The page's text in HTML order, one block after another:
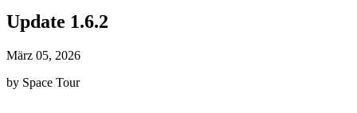
Update 1.6.2
März 05, 2026
by Space Tour